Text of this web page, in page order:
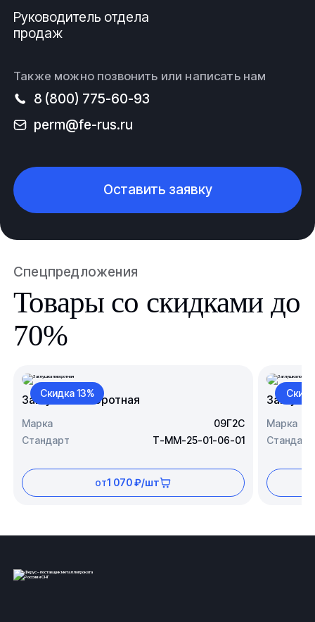
Руководитель отдела
продаж
Также можно позвонить или написать нам
8 (800) 775-60-93
perm@fe-rus.ru
Оставить заявку
Спецпредложения
Товары со скидками до
70%
Скидка 13%
Заглушка поворотная
Марка
09Г2С
Стандарт
Т-ММ-25-01-06-01
от1 070 ₽/шт
Марка
Стандарт